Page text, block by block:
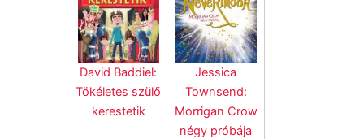
David Baddiel:
Tökéletes szülő
kerestetik
Jessica
Townsend:
Morrigan Crow
négy próbája